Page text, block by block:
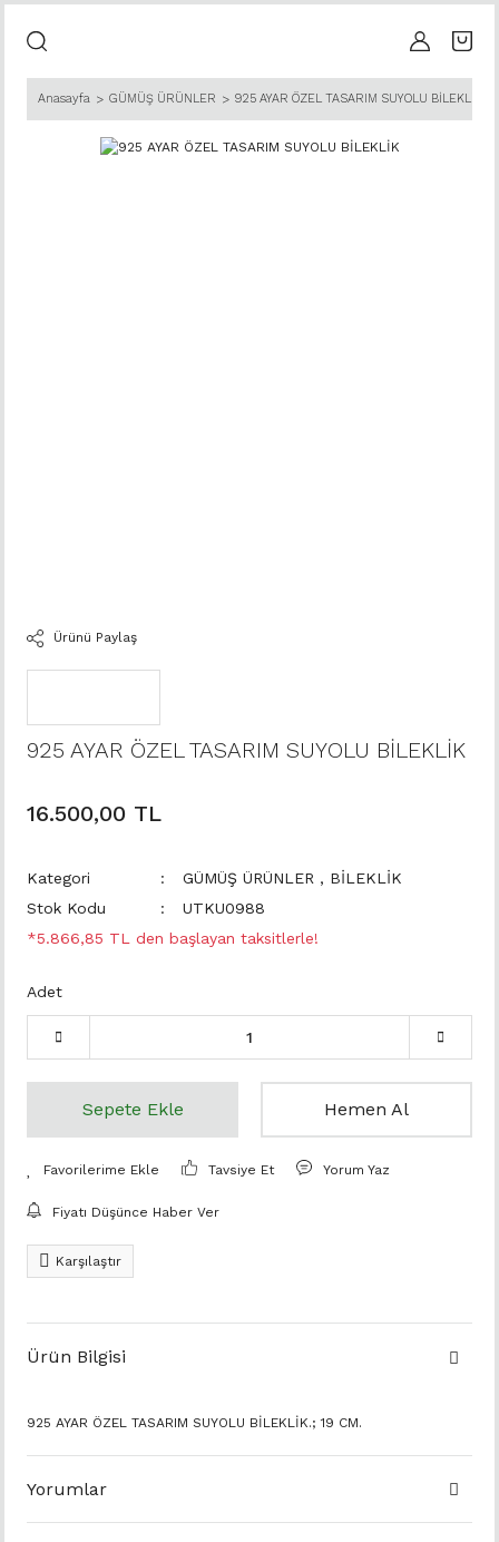
Anasayfa GÜMÜŞ ÜRÜNLER 925 AYAR ÖZEL TASARIM SUYOLU BİLEKLİK
Ürünü Paylaş
925 AYAR ÖZEL TASARIM SUYOLU BİLEKLİK
16.500,00 TL
Kategori GÜMÜŞ ÜRÜNLER , BİLEKLİK
Stok Kodu
UTKU0988
*5.866,85 TL den başlayan taksitlerle!
Adet
Sepete Ekle Hemen Al
Tavsiye Et Yorum Yaz
Fiyatı Düşünce Haber Ver
Karşılaştır
Ürün Bilgisi
925 AYAR ÖZEL TASARIM SUYOLU BİLEKLİK.; 19 CM.
Yorumlar